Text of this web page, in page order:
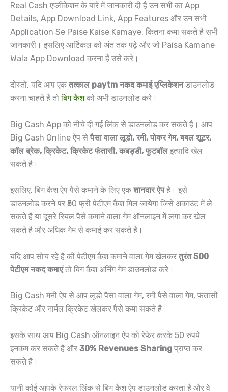
Real Cash एप्लीकेशन के बारे में जानकारी दी है उन सभी का App
Details, App Download Link, App Features और उन सभी
Application Se Paise Kaise Kamaye, कितना कमा सकते है सभी
जानकारी। इसलिए आर्टिकल को अंत तक पढ़े और जो Paisa Kamane
Wala App Download करना है उसे करे।
दोस्तों, यदि आप एक तत्काल paytm नकद कमाई एप्लिकेशनडाउनलोड
करना चाहते है तोबिग कैशको अभी डाउनलोड करे।
Big Cash App को नीचे दी गई लिंक से डाउनलोड कर सकते है। आप
Big Cash Online ऐप से पैसा वाला लूडो, रमी, पोकर गेम, बबल शूटर,
कॉल ब्रेक, क्रिकेट, क्रिकेट फंतासी, कबड्डी, फुटबॉलइत्यादि खेल
सकते है।
इसलिए, बिग कैश ऐप पैसे कमाने के लिए एक शानदार ऐपहै। इसे
डाउनलोड करने पर ₹50 फ्री पेटीएम कैश मिल जायेगा जिसे अकाउंट में ले
सकते है या दूसरे रियल पैसे कमाने वाला गेम ऑनलाइन में लगा कर खेल
सकते है और अधिक गेम से कमाई कर सकते है।
यदि आप सोच रहे है की पेटीएम कैश कमाने वाला गेम खेलकर तुरंत 500
पेटीएम नकद कमाएंतो बिग कैश अर्निंग गेम डाउनलोड करे।
Big Cash मनी ऐप से आप लूडो पैसा वाला गेम, रमी पैसे वाला गेम, फंतासी
क्रिकेट और नार्मल क्रिकेट खेलकर पैसे कमा सकते है।
इसके साथ आप Big Cash ऑनलाइन ऐप को रेफेर करके 50 रुपये
इनकम कर सकते है और 30% Revenues Sharing प्राप्त कर
सकते है।
यानी कोई आपके रेफरल लिंक से बिग कैश ऐप डाउनलोड करता है और वे